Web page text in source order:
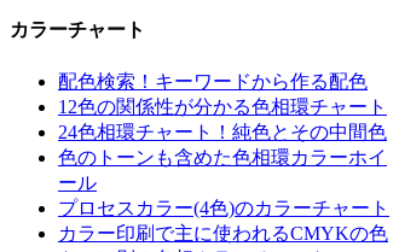
カラーチャート
配色検索！キーワードから作る配色
12色の関係性が分かる色相環チャート
24色相環チャート！純色とその中間色
色のトーンも含めた色相環カラーホイ
ール
プロセスカラー(4色)のカラーチャート
カラー印刷で主に使われるCMYKの色